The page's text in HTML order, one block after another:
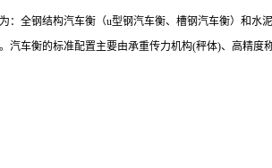
全钢结构汽车衡（u型钢汽车衡、槽钢汽车衡）和
车衡的标准配置主要由承重传力机构(秤体)、高精